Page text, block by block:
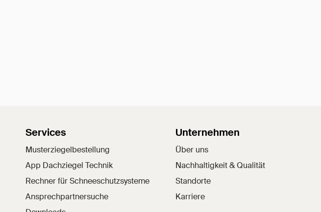
Services
Musterziegelbestellung
App Dachziegel Technik
Rechner für Schneeschutzsysteme
Ansprechpartnersuche
Unternehmen
Über uns
Nachhaltigkeit & Qualität
Standorte
Karriere